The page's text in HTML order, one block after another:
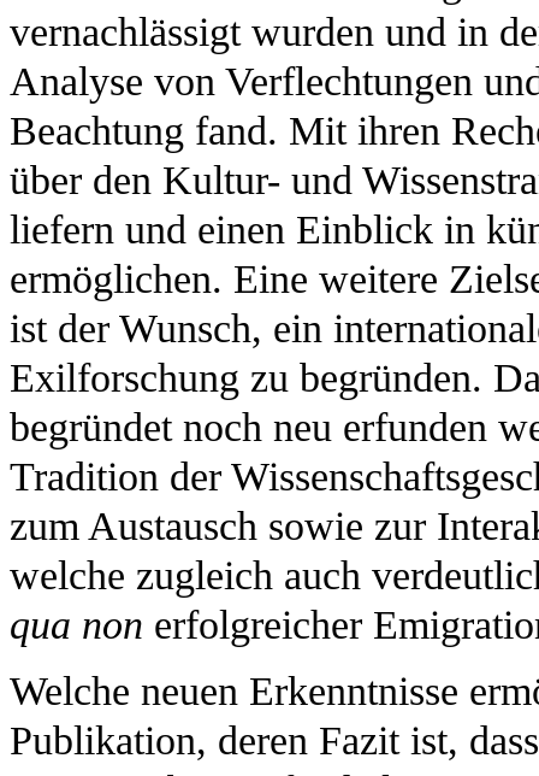
vernachlässigt wurden und in
Analyse von Verflechtungen
Beachtung fand. Mit ihren
über den Kultur- und
liefern und einen Einblick in
ermöglichen. Eine weitere
ist der Wunsch, ein
Exilforschung zu begründen.
begründet noch neu erfunden
Tradition der
zum Austausch sowie zur
welche zugleich auch
qua non erfolgreicher
Welche neuen Erkenntnisse
Publikation, deren Fazit ist,